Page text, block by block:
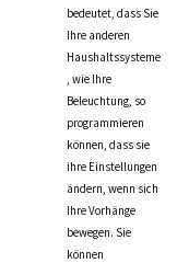
bedeutet, dass Sie
Ihre anderen
Haushaltssysteme
, wie Ihre
Beleuchtung, so
programmieren
können, dass sie
ihre Einstellungen
ändern, wenn sich
Ihre Vorhänge
bewegen. Sie
können